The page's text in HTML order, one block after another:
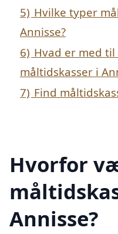
5) Hvilke typer
Annisse?
6) Hvad er med
måltidskasser i
7) Find
Hvorfor
Annisse?